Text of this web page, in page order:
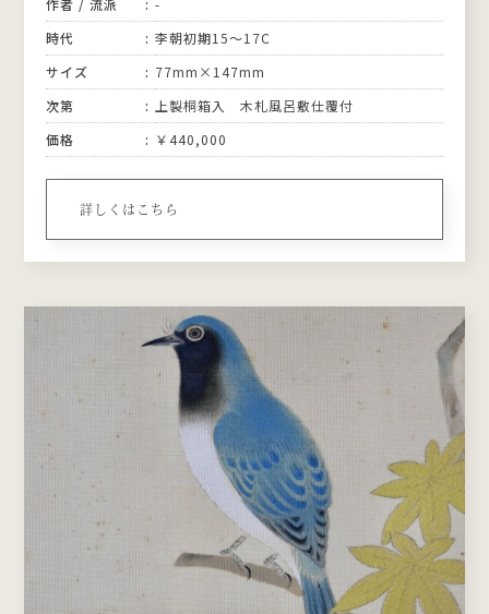
作者 / 流派
-
時代
李朝初期15〜17C
サイズ
77mm×147mm
次第
上製桐箱入 木札風呂敷仕覆付
価格
￥440,000
詳しくはこちら